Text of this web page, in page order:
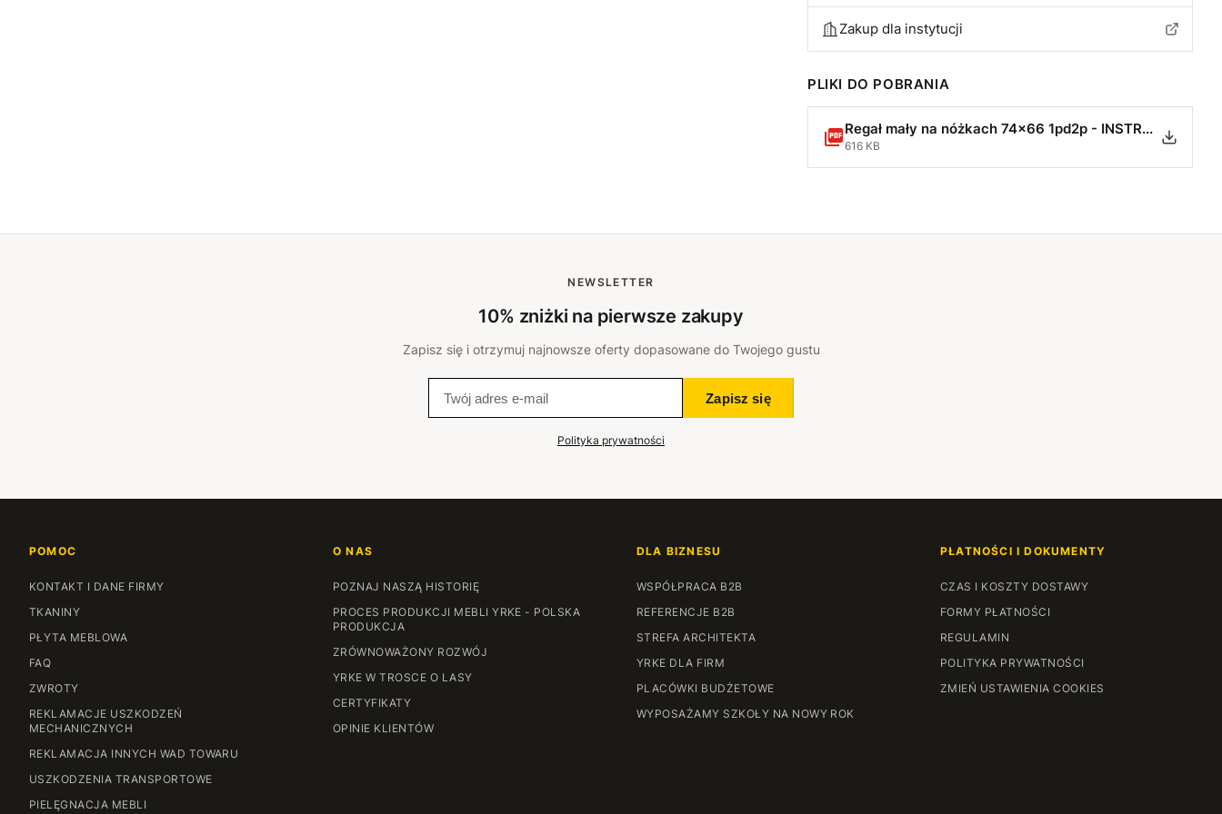
Zakup dla instytucji
PLIKI DO POBRANIA
Regał mały na nóżkach 74x66 1pd2p - INSTRUKCJA MONTAŻU.pdf
616 KB
NEWSLETTER
10% zniżki na pierwsze zakupy
Zapisz się i otrzymuj najnowsze oferty dopasowane do Twojego gustu
Zapisz się
Polityka prywatności
POMOC
KONTAKT I DANE FIRMY
TKANINY
PŁYTA MEBLOWA
FAQ
ZWROTY
REKLAMACJE USZKODZEŃ
MECHANICZNYCH
REKLAMACJA INNYCH WAD TOWARU
USZKODZENIA TRANSPORTOWE
PIELĘGNACJA MEBLI
O NAS
POZNAJ NASZĄ HISTORIĘ
PROCES PRODUKCJI MEBLI YRKE - POLSKA
PRODUKCJA
ZRÓWNOWAŻONY ROZWÓJ
YRKE W TROSCE O LASY
CERTYFIKATY
OPINIE KLIENTÓW
DLA BIZNESU
WSPÓŁPRACA B2B
REFERENCJE B2B
STREFA ARCHITEKTA
YRKE DLA FIRM
PLACÓWKI BUDŻETOWE
WYPOSAŻAMY SZKOŁY NA NOWY ROK
PŁATNOŚCI I DOKUMENTY
CZAS I KOSZTY DOSTAWY
FORMY PŁATNOŚCI
REGULAMIN
POLITYKA PRYWATNOŚCI
ZMIEŃ USTAWIENIA COOKIES